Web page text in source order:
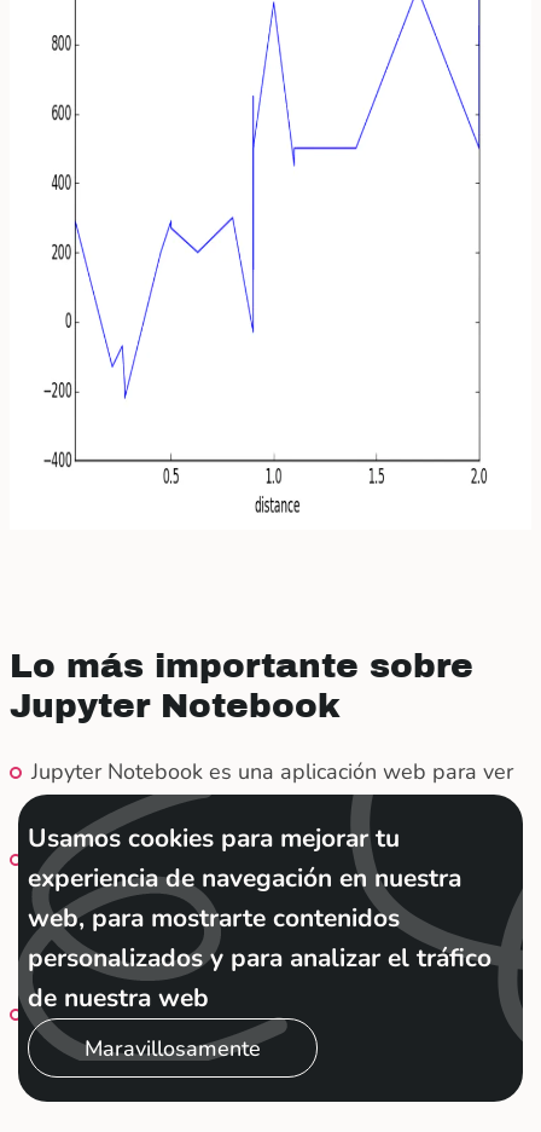
Lo más importante sobre
Jupyter Notebook
Jupyter Notebook es una aplicación web para ver
fragmentos de código mientras estás escribiendo.
Jupyter Notebook se utiliza más que nada para
visualizar datos en big data y ciencia de datos. Es
compatible con la mayoría de los lenguajes de
programación pero con Python es lo máximo.
Jupyter Notebook se ejecuta en la nube o en una
computadora. La primera forma es más fácil, pero
la segunda es más eficiente.
Usamos cookies para mejorar tu
experiencia de navegación en nuestra
web, para mostrarte contenidos
personalizados y para analizar el tráfico
de nuestra web
Maravillosamente